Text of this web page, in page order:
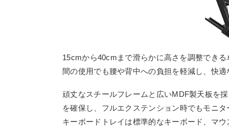
15cmから40cmまで滑らかに高さを調整でき
間の使用でも腰や背中への負担を軽減し、快
頑丈なスチールフレームと広いMDF製天板を
を確保し、フルエクステンション時でもモニ
キーボードトレイは標準的なキーボード、マ